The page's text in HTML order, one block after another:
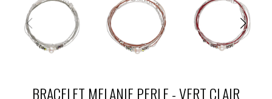
BRACELET MELANIE PERLE - VERT CLAIR